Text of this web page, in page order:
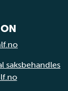
saksbehandles